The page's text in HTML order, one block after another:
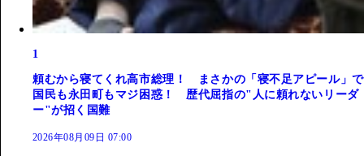
1
頼むから寝てくれ高市総理！ まさかの「寝不足アピール」で
国民も永田町もマジ困惑！ 歴代屈指の"人に頼れないリーダ
ー"が招く国難
2026年08月09日 07:00